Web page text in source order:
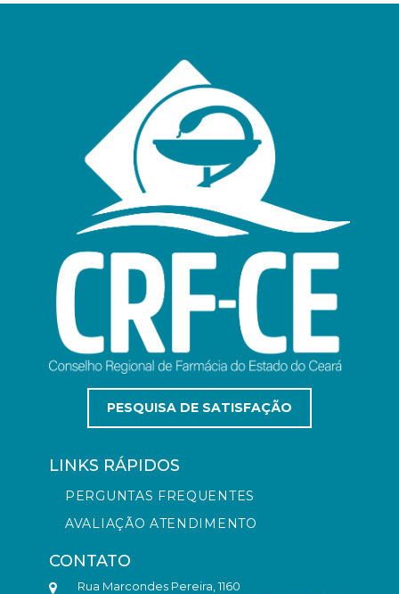
PESQUISA DE SATISFAÇÃO
LINKS RÁPIDOS
PERGUNTAS FREQUENTES
AVALIAÇÃO ATENDIMENTO
CONTATO
Rua Marcondes Pereira, 1160